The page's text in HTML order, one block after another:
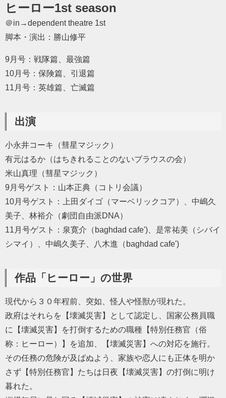
ヒーロー1st season
＠in→dependent theatre 1st
脚本・演出：勝山修平
9月号：戦隊篇、最強篇
10月号：保険篇、引退篇
11月号：英雄篇、亡滅篇
出演
小永井コーキ（彗星マジック）
有元はるか（はちきれることのないブラウスの会）
米山真理（彗星マジック）
9月号ゲスト：山本正典（コトリ会議）
10月号ゲスト：上田ダイゴ（マーベリックコア）、中嶋久
美子、林裕介（劇団自由派DNA）
11月号ゲスト：泉寛介（baghdad cafe')、是常祐美（シバイ
シマイ）、中嶋久美子、八木進（baghdad cafe')
作品「ヒーロー」の世界
現代から３０年程前、突如、怪人や怪獣が現れた。
政府はそれらを【壊滅災害】として認定し、国家公務員職
に【壊滅災害】を打倒するための職種【特別任務官（俗
称：ヒーロー）】を追加、【壊滅災害】への対応を施行。
その任務の危険が及ばぬよう、家族や恋人にも正体を明か
さず【特別任務官】たちは日夜【壊滅災害】の打倒に明け
暮れた。